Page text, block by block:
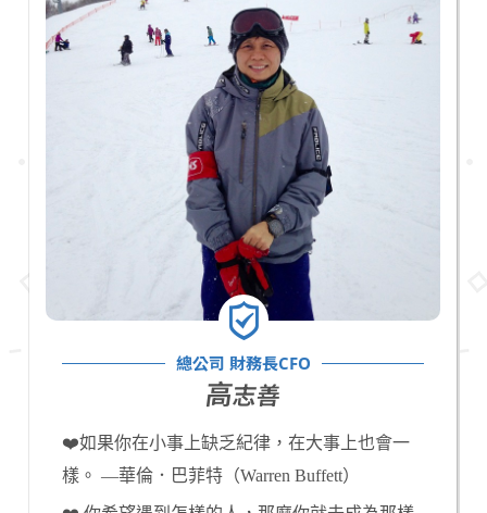
總公司 財務長CFO
高志善
❤️如果你在小事上缺乏紀律，在大事上也會一
樣。 —華倫．巴菲特（Warren Buffett）